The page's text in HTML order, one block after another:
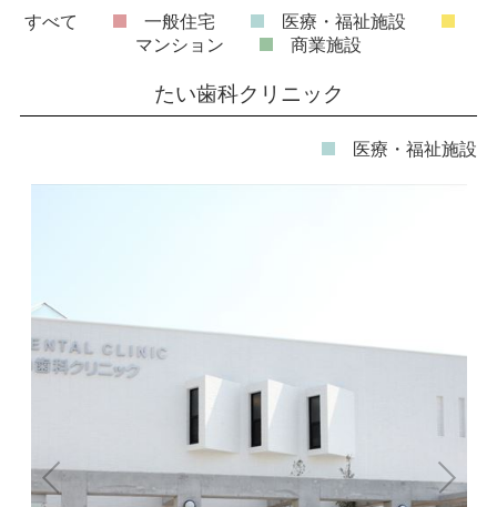
すべて 一般住宅
医療・福祉施設
マンション
商業施設
たい歯科クリニック
医療・福祉施設